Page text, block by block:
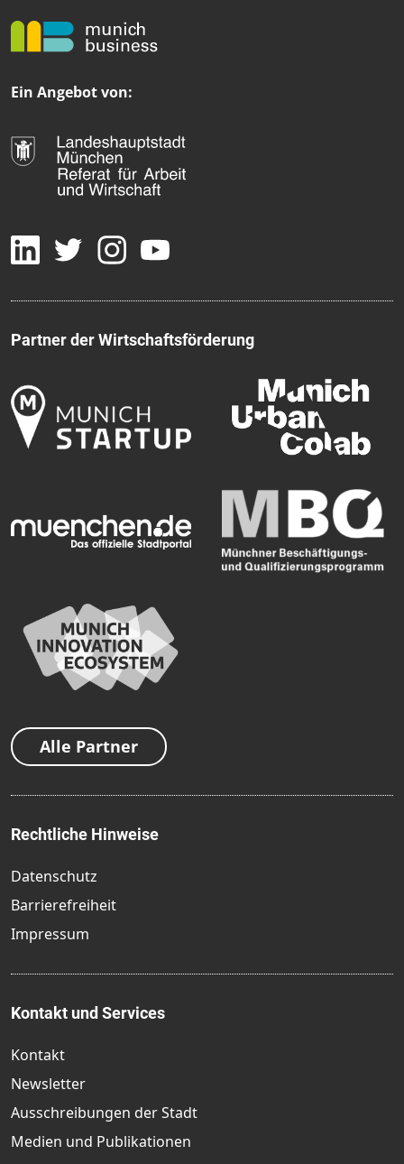
Ein Angebot von:
Partner der Wirtschaftsförderung
Alle Partner
Rechtliche Hinweise
Datenschutz
Barrierefreiheit
Impressum
Kontakt und Services
Kontakt
Newsletter
Ausschreibungen der Stadt
Medien und Publikationen